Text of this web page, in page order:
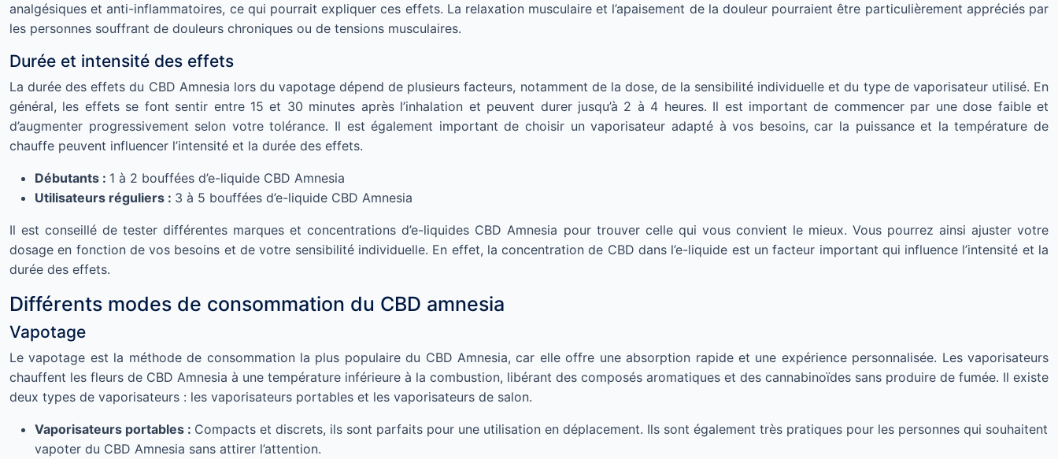
analgésiques et anti-inflammatoires, ce qui pourrait expliquer ces effets. La relaxation musculaire et l’apaisement de la douleur pourraient être particulièrement appréciés par
les personnes souffrant de douleurs chroniques ou de tensions musculaires.
Durée et intensité des effets
La durée des effets du CBD Amnesia lors du vapotage dépend de plusieurs facteurs, notamment de la dose, de la sensibilité individuelle et du type de vaporisateur utilisé. En
général, les effets se font sentir entre 15 et 30 minutes après l’inhalation et peuvent durer jusqu’à 2 à 4 heures. Il est important de commencer par une dose faible et
d’augmenter progressivement selon votre tolérance. Il est également important de choisir un vaporisateur adapté à vos besoins, car la puissance et la température de
chauffe peuvent influencer l’intensité et la durée des effets.
Débutants : 1 à 2 bouffées d’e-liquide CBD Amnesia
Utilisateurs réguliers : 3 à 5 bouffées d’e-liquide CBD Amnesia
Il est conseillé de tester différentes marques et concentrations d’e-liquides CBD Amnesia pour trouver celle qui vous convient le mieux. Vous pourrez ainsi ajuster votre
dosage en fonction de vos besoins et de votre sensibilité individuelle. En effet, la concentration de CBD dans l’e-liquide est un facteur important qui influence l’intensité et la
durée des effets.
Différents modes de consommation du CBD amnesia
Vapotage
Le vapotage est la méthode de consommation la plus populaire du CBD Amnesia, car elle offre une absorption rapide et une expérience personnalisée. Les vaporisateurs
chauffent les fleurs de CBD Amnesia à une température inférieure à la combustion, libérant des composés aromatiques et des cannabinoïdes sans produire de fumée. Il existe
deux types de vaporisateurs : les vaporisateurs portables et les vaporisateurs de salon.
Vaporisateurs portables : Compacts et discrets, ils sont parfaits pour une utilisation en déplacement. Ils sont également très pratiques pour les personnes qui souhaitent
vapoter du CBD Amnesia sans attirer l’attention.